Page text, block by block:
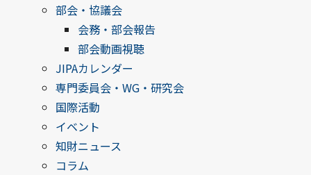
部会・協議会
会務・部会報告
部会動画視聴
JIPAカレンダー
専門委員会・WG・研究会
国際活動
イベント
知財ニュース
コラム